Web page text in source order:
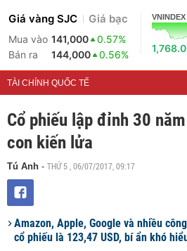
Giá vàng SJC Giá bạc
Mua vào 141,000
0.57%
Bán ra
144,000 0.56%
VNINDEX
TÀI CHÍNH QUỐC TẾ
Cổ phiếu lập đỉnh 30
con kiến lửa
Tú Anh - THỨ 5 , 06/07/2017, 09:17
Amazon, Apple, Google và nhiều
cổ phiếu là 123,47 USD, bí ẩn khó